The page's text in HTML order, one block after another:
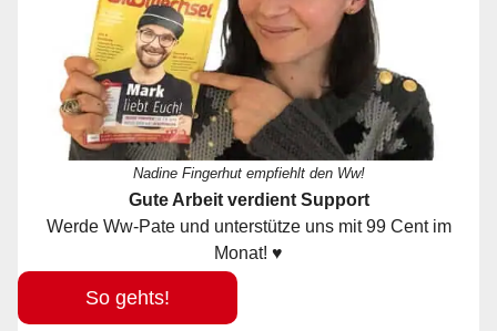
Nadine Fingerhut empfiehlt den Ww!
Gute Arbeit verdient Support
Werde Ww-Pate und unterstütze uns mit 99 Cent im
Monat! ♥
So gehts!